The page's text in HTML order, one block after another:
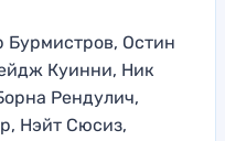
Бурмистров, Остин
Куинни, Ник
Рендулич,
Нэйт Сюсиз,